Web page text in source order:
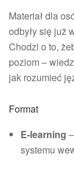
Materiał dla
odbyły się już
Chodzi o to,
poziom –
jak rozumieć
Format
E-learning
systemu